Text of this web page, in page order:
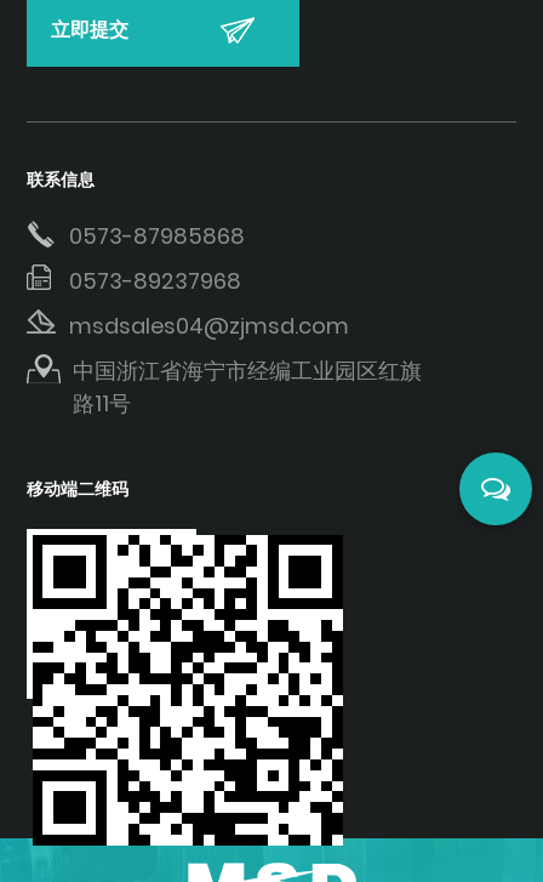
联系信息
0573-87985868
0573-89237968
msdsales04@zjmsd.com
中国浙江省海宁市经编工业园区红旗
路11号
移动端二维码